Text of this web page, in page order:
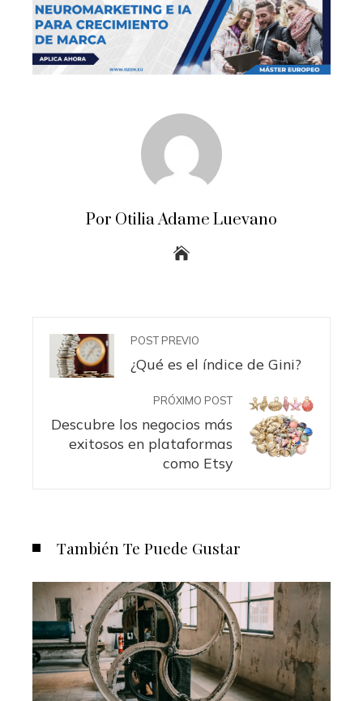
Por Otilia Adame Luevano
POST PREVIO
¿Qué es el índice de Gini?
PRÓXIMO POST
Descubre los negocios más
exitosos en plataformas
como Etsy
También Te Puede Gustar